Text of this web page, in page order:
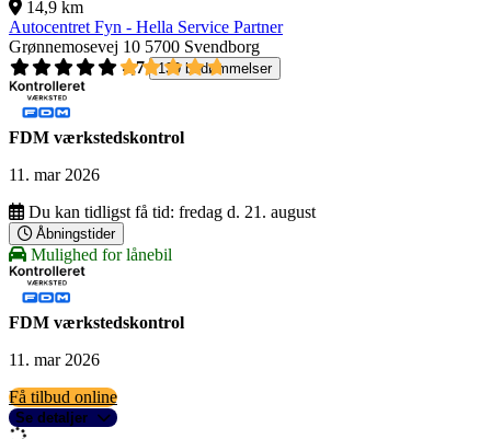
14,9 km
Autocentret Fyn - Hella Service Partner
Grønnemosevej 10 5700 Svendborg
4,7
139 bedømmelser
FDM værkstedskontrol
11. mar 2026
Du kan tidligst få tid: fredag d. 21. august
Åbningstider
Mulighed for lånebil
FDM værkstedskontrol
11. mar 2026
Få tilbud online
Se detaljer